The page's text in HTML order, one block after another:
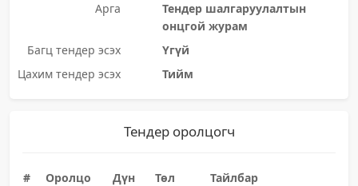
Арга
Тендер шалгаруулалтын
онцгой журам
Багц тендер эсэх
Үгүй
Цахим тендер эсэх
Тийм
Тендер оролцогч
#
Оролцо
Дүн
Төл
Тайлбар